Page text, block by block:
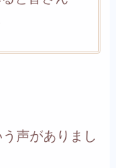
声がありまし